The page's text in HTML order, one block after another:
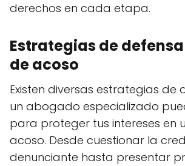
derechos en cada etapa.
Estrategias de
de acoso
Existen diversas estrategias de
un abogado especializado
para proteger tus intereses en
acoso. Desde cuestionar la
denunciante hasta presentar